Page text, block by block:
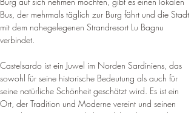
Bus, der mehrmals täglich zur Burg fährt und die Stadt
mit dem nahegelegenen Strandresort Lu Bagnu
verbindet.
Castelsardo ist ein Juwel im Norden Sardiniens, das
sowohl für seine historische Bedeutung als auch für
seine natürliche Schönheit geschätzt wird. Es ist ein
Ort, der Tradition und Moderne vereint und seinen